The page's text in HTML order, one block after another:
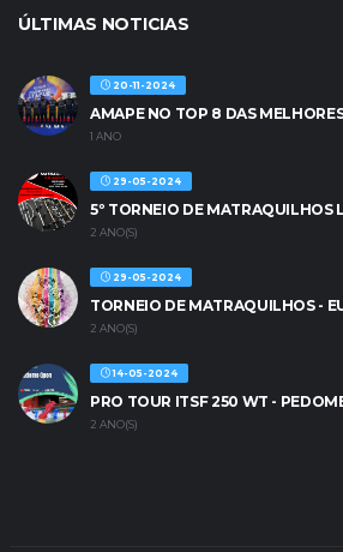
ÚLTIMAS NOTICIAS
20-11-2024
AMAPE NO TOP 8 DAS
1 ANO
29-05-2024
5º TORNEIO DE MATRAQUILHOS
2 ANO(S)
29-05-2024
TORNEIO DE MATRAQUILHOS -
2 ANO(S)
14-05-2024
PRO TOUR ITSF 250 WT -
2 ANO(S)